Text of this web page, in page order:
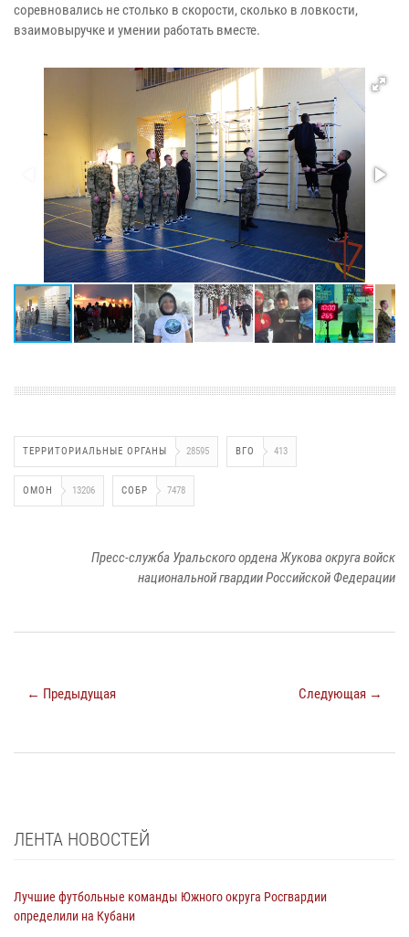
соревновались не столько в скорости, сколько в ловкости,
взаимовыручке и умении работать вместе.
ТЕРРИТОРИАЛЬНЫЕ ОРГАНЫ 28595 ВГО 413
ОМОН 13206 СОБР 7478
Пресс-служба Уральского ордена Жукова округа войск
национальной гвардии Российской Федерации
← Предыдущая Следующая →
ЛЕНТА НОВОСТЕЙ
Лучшие футбольные команды Южного округа Росгвардии
определили на Кубани